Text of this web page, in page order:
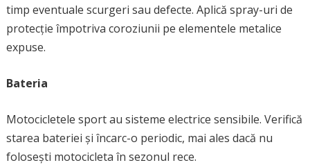
timp eventuale scurgeri sau defecte. Aplică spray-uri de
protecție împotriva coroziunii pe elementele metalice
expuse.
Bateria
Motocicletele sport au sisteme electrice sensibile. Verifică
starea bateriei și încarc-o periodic, mai ales dacă nu
folosești motocicleta în sezonul rece.